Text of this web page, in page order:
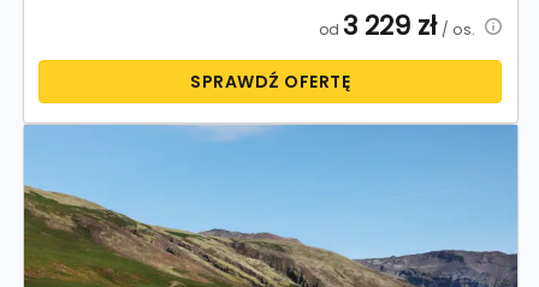
od 3 229 zł/ os.
SPRAWDŹ OFERTĘ